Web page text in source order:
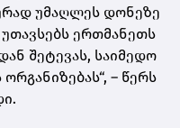
უმაღლეს დონეზე
ერთმანეთს
შეტევას, საიმედო
– წერს